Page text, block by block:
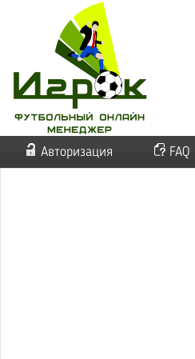
Авторизация FAQ